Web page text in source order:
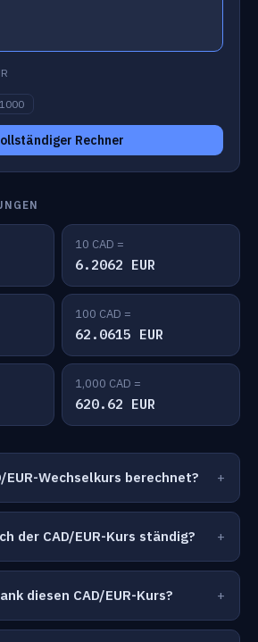
1000
Rechner
10 CAD =
6.2062 EUR
100 CAD =
62.0615 EUR
1,000 CAD =
620.62 EUR
EUR-Wechselkurs berechnet?
der CAD/EUR-Kurs ständig?
diesen CAD/EUR-Kurs?